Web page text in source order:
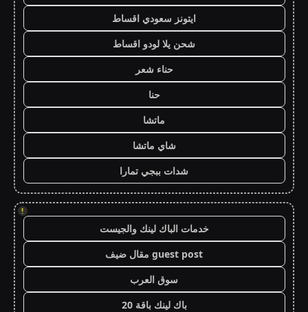
ايتونز سعودي اقساط
شحن يلا لودو اقساط
حناء شعر
حنا
ماتشا
شاي ماتشا
شدات ببجي تمارا
!
خدمات الباك لينك والجيست
guest post مقال ضيف
سوق العرب
باك لينك باقة 20